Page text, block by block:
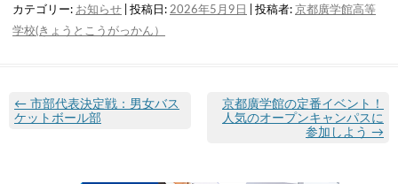
カテゴリー: お知らせ | 投稿日: 2026年5月9日 投稿者: 京都廣学館高等
学校(きょうとこうがっかん）
← 市部代表決定戦：男女バス
ケットボール部
京都廣学館の定番イベント！
人気のオープンキャンパスに
参加しよう →